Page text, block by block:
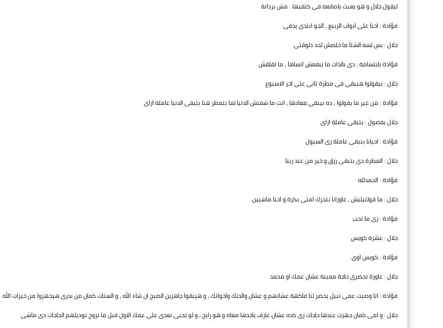
ليقول جلال و هو يعبث باصابعه فى كتفيها : مش بردانة
فؤادة : احنا على ابواب الربيع ، الجو ابتدى يدفى
جلال : بس لسه الشتا ما خلصش لحد دلوقتى
فؤادة بابتسامة : دى بالذات ما ينفعش انساها ، ما تقلقش
جلال : بيقولوا هيبقى فى مطرة تانى على اخر الاسبوع
فؤادة : من غير ما يقولوا ، ده بيبقى معادها ، انت ما شفتش الدنيا لما بتمطر هنا بتبقى الدنيا عاملة ازاى
جلال بفضول : بتبقى عاملة ازاى
فؤادة : احيانا بتبقى عاملة زى السيول
جلال : المطرة دى بتبقى رزق و خير من عند ربنا
فؤادة : الحمدلله
جلال : ما قولتيليش ، عاوزانا نتحرك امتى بكرة و احنا ماشيين
فؤادة : زى ما تحب
جلال : عشرة كويس
فؤادة : كويس اوى
جلال : عاوزة تحضرى حاجة معينة عشان عمك او محمد
فؤادة : انا وصيت عمى نبيل يحضر لنا فاكهة عشانهم و عشان والدتك واخواتك ، و هيبقوا جاهزين الصبح ان شاء الله ، و الستات كمان من بدرى هيجهزوا من خيرات الله
جلال : و امى كمان جهزت عندها حاجات زى كده عشان عارف ياخدها معاه و هو رايح ، و لو تحبى نعدى على عمك الاول قبل ما نروح نوديلهم الحاجات دى ماشى